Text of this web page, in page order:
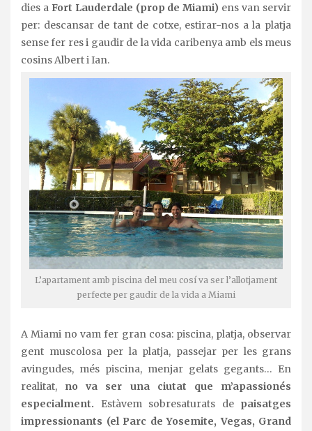
dies a Fort Lauderdale (prop de Miami) ens van servir
per: descansar de tant de cotxe, estirar-nos a la platja
sense fer res i gaudir de la vida caribenya amb els meus
cosins Albert i Ian.
L’apartament amb piscina del meu cosí va ser l’allotjament
perfecte per gaudir de la vida a Miami
A Miami no vam fer gran cosa: piscina, platja, observar
gent muscolosa per la platja, passejar per les grans
avingudes, més piscina, menjar gelats gegants… En
realitat, no va ser una ciutat que m’apassionés
especialment. Estàvem sobresaturats de paisatges
impressionants (el Parc de Yosemite, Vegas, Grand